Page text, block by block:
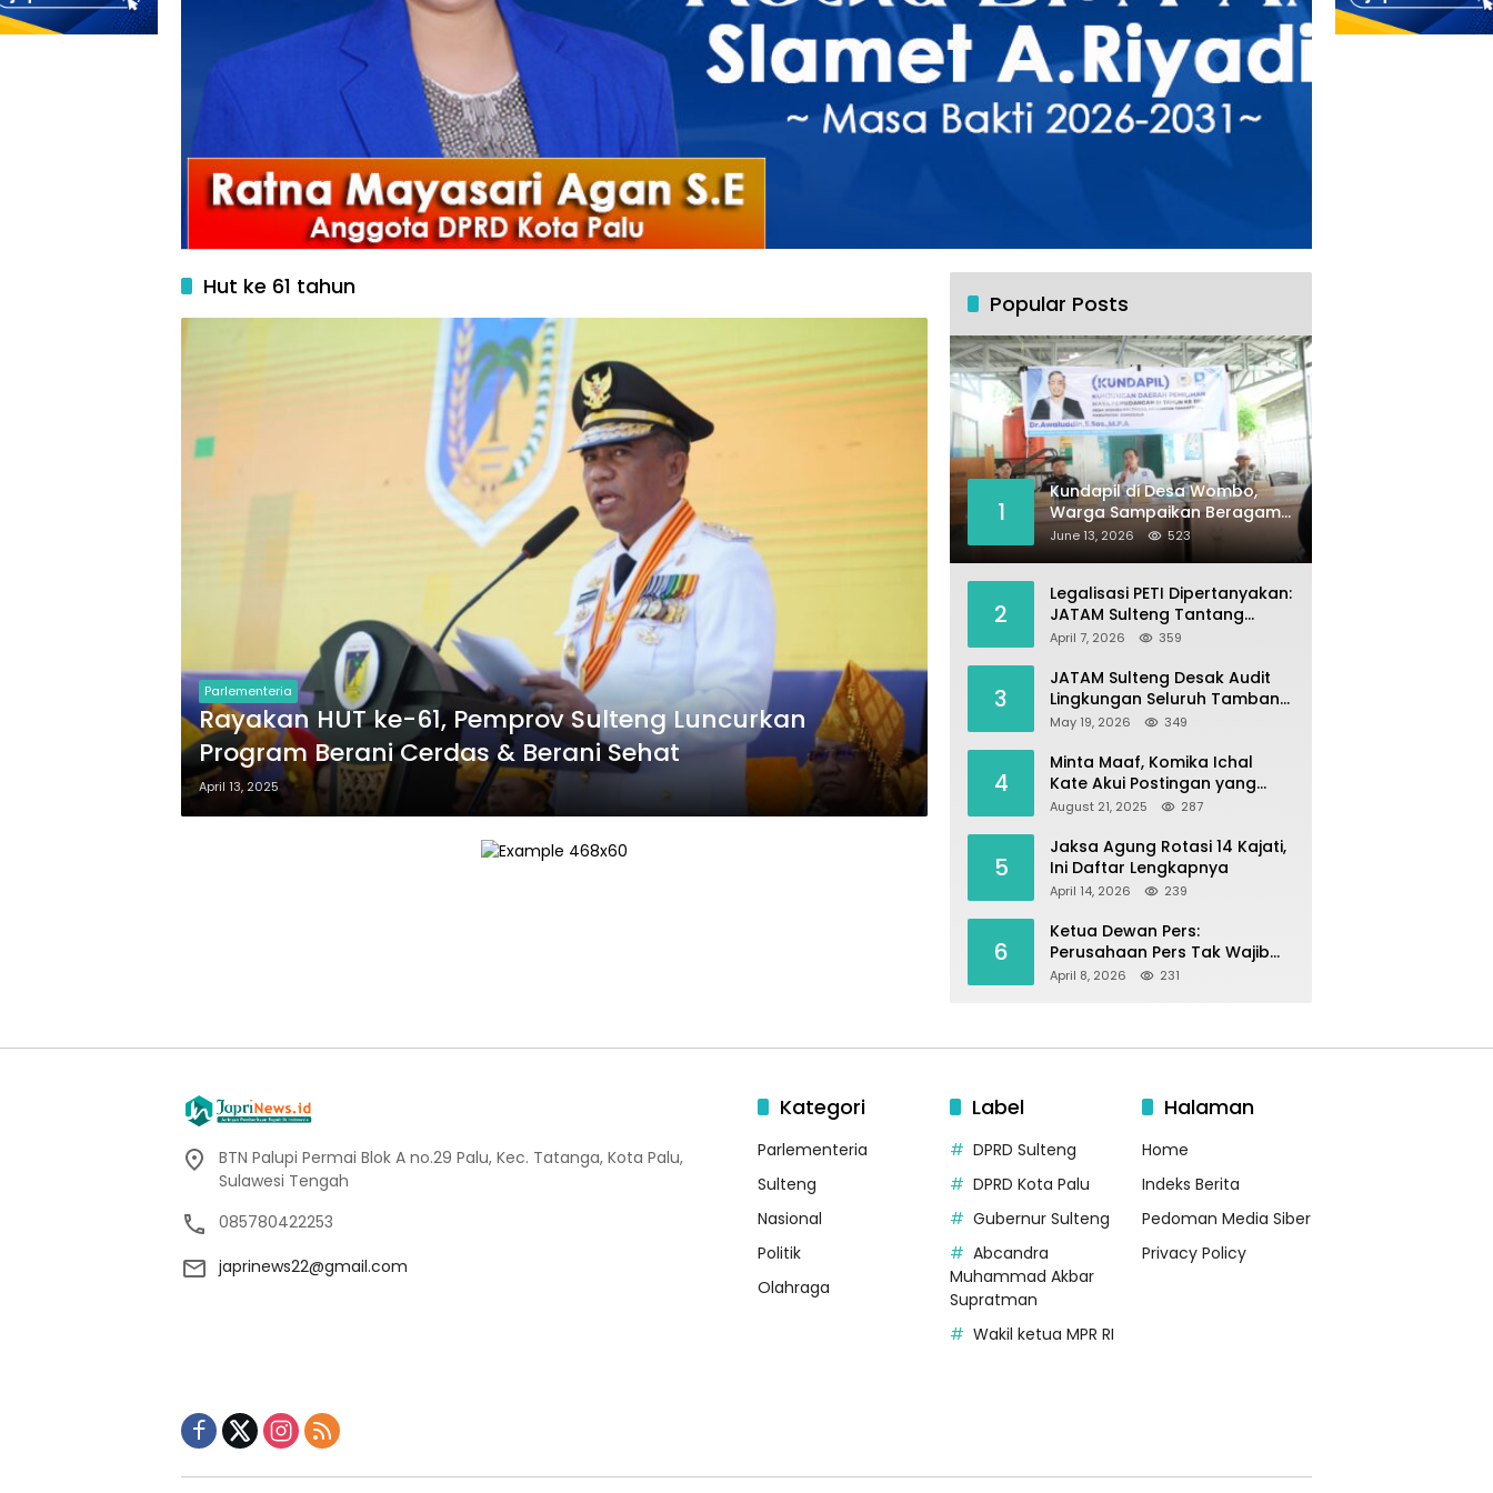
Hut ke 61 tahun
Parlementeria
Rayakan HUT ke-61, Pemprov Sulteng Luncurkan
Program Berani Cerdas & Berani Sehat
April 13, 2025
Popular Posts
1
Kundapil di Desa Wombo,
Warga Sampaikan Beragam
Kebutuhan Aspirasi untuk
Pembangunan Desa
June 13, 2026 523
2
Legalisasi PETI Dipertanyakan:
JATAM Sulteng Tantang
Gubernur Berhenti Andalkan
Parigi Moutong sebagai
Lumbung Pangan
April 7, 2026 359
3
JATAM Sulteng Desak Audit
Lingkungan Seluruh Tambang
Batuan di Sepanjang Pesisir
May 19, 2026 349
4
Minta Maaf, Komika Ichal
Kate Akui Postingan yang
Singgung Media Karena Emosi
August 21, 2025 287
5
Jaksa Agung Rotasi 14 Kajati,
Ini Daftar Lengkapnya
April 14, 2026 239
6
Ketua Dewan Pers:
Perusahaan Pers Tak Wajib
Terdaftar, UKW Bukan Syarat
April 8, 2026 231
BTN Palupi Permai Blok A no.29 Palu, Kec. Tatanga, Kota Palu,
Sulawesi Tengah
085780422253
japrinews22@gmail.com
Kategori
Parlementeria
Sulteng
Nasional
Politik
Olahraga
Label
DPRD Sulteng
DPRD Kota Palu
Gubernur Sulteng
Abcandra
Muhammad Akbar
Supratman
Wakil ketua MPR RI
Halaman
Home
Indeks Berita
Pedoman Media Siber
Privacy Policy